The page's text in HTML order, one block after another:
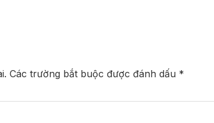
Các trường bắt buộc được đánh dấu *